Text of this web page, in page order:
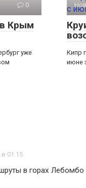
0
Крым
уже
Кипр
июне
в 01:15
в горах